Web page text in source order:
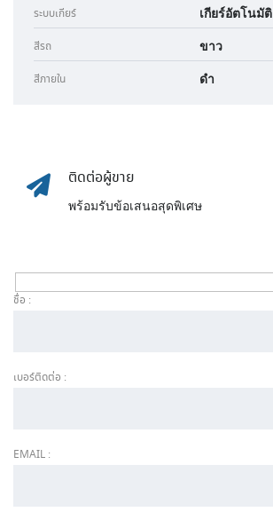
ระบบเกียร์ เกียร์อัตโนมัติ
สีรถ ขาว
สีภายใน ดำ
ติดต่อผู้ขาย
พร้อมรับข้อเสนอสุดพิเศษ
ชื่อ :
เบอร์ติดต่อ :
EMAIL :